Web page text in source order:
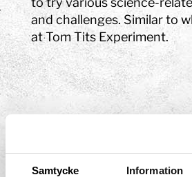
Samtycke Information
and challenges. Similar to
at Tom Tits Experiment.